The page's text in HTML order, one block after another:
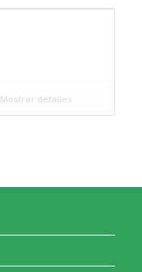
Mostrar detalles